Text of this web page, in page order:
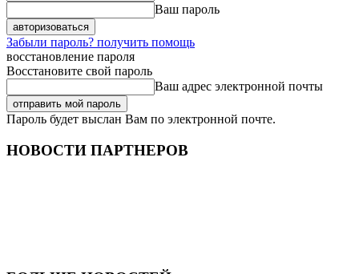
Ваш пароль
Забыли пароль? получить помощь
восстановление пароля
Восстановите свой пароль
Ваш адрес электронной почты
Пароль будет выслан Вам по электронной почте.
НОВОСТИ ПАРТНЕРОВ